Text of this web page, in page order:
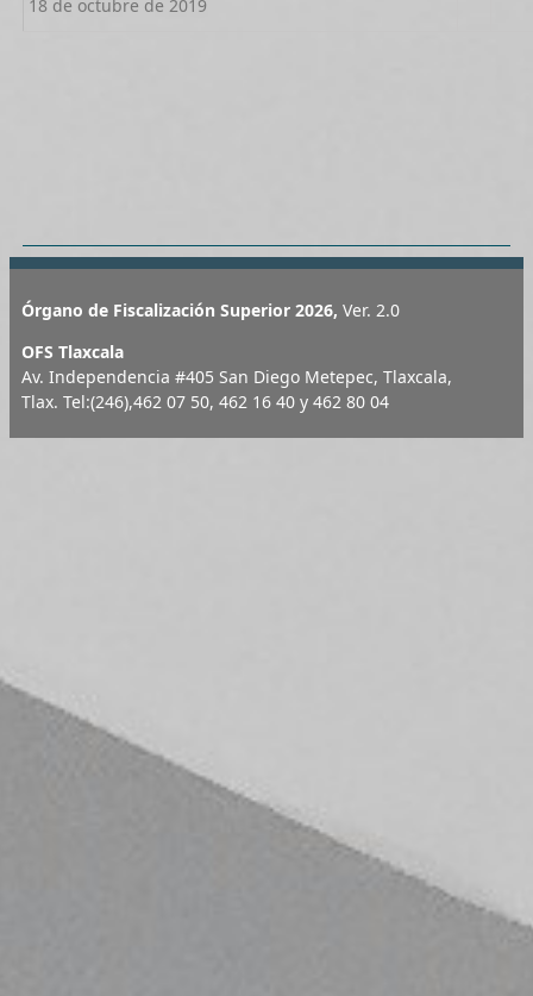
18 de octubre de 2019
Órgano de Fiscalización Superior 2026, Ver. 2.0
OFS Tlaxcala
Av. Independencia #405 San Diego Metepec, Tlaxcala,
Tlax. Tel:(246),462 07 50, 462 16 40 y 462 80 04